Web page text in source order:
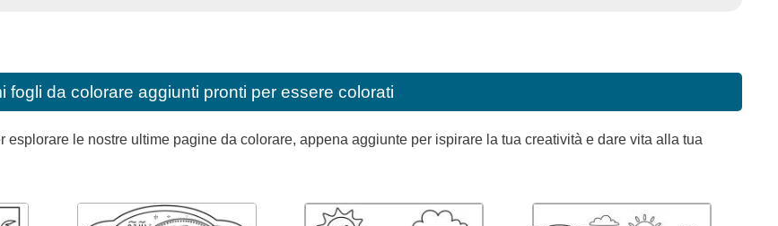
fogli da colorare aggiunti pronti per essere colorati
esplorare le nostre ultime pagine da colorare, appena aggiunte per ispirare la tua creatività e dare vita alla tua